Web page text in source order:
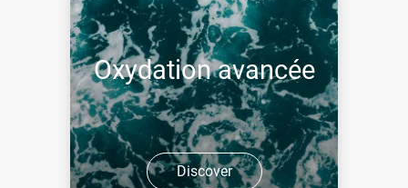
Oxydation avancée
Discover